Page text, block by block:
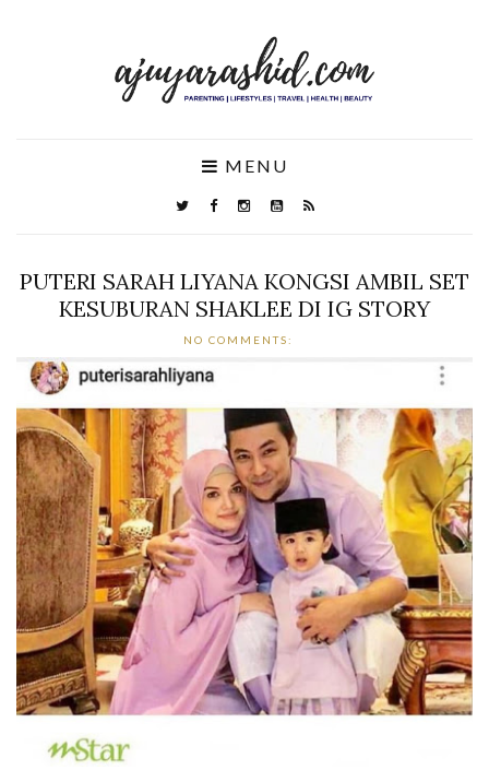
MENU
PUTERI SARAH LIYANA KONGSI AMBIL SET
KESUBURAN SHAKLEE DI IG STORY
NO COMMENTS: